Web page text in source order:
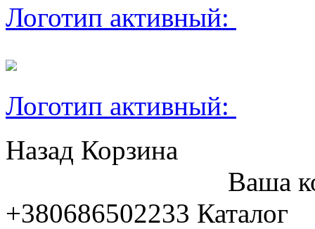
Логотип активный:
Логотип активный:
Назад Корзина
Ваша
+380686502233 Каталог